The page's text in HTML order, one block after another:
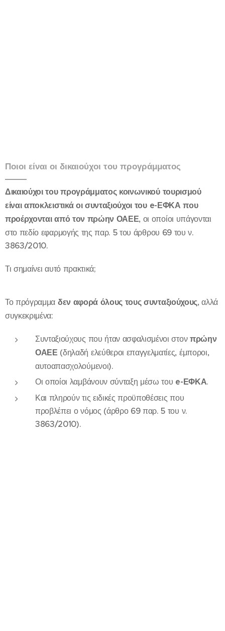
Ποιοι είναι οι δικαιούχοι του προγράμματος
Δικαιούχοι του προγράμματος κοινωνικού τουρισμού
είναι αποκλειστικά οι συνταξιούχοι του e-ΕΦΚΑ που
προέρχονται από τον πρώην ΟΑΕΕ, οι οποίοι υπάγονται
στο πεδίο εφαρμογής της παρ. 5 του άρθρου 69 του ν.
3863/2010.
Τι σημαίνει αυτό πρακτικά;
Το πρόγραμμα δεν αφορά όλους τους συνταξιούχους, αλλά
συγκεκριμένα:
Συνταξιούχους που ήταν ασφαλισμένοι στον πρώην
ΟΑΕΕ (δηλαδή ελεύθεροι επαγγελματίες, έμποροι,
αυτοαπασχολούμενοι).
Οι οποίοι λαμβάνουν σύνταξη μέσω του e-ΕΦΚΑ.
Και πληρούν τις ειδικές προϋποθέσεις που
προβλέπει ο νόμος (άρθρο 69 παρ. 5 του ν.
3863/2010).